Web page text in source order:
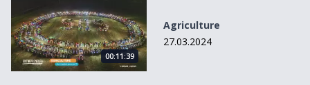
00:11:39
Agriculture
27.03.2024